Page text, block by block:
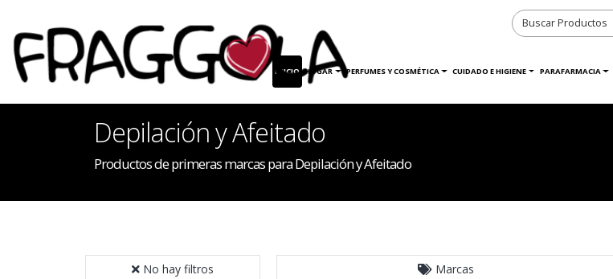
INICIO HOGAR PERFUMES Y COSMÉTICA CUIDADO E HIGIENE PARAFARMACIA
Depilación y Afeitado
Productos de primeras marcas para Depilación y Afeitado
No hay filtros Marcas